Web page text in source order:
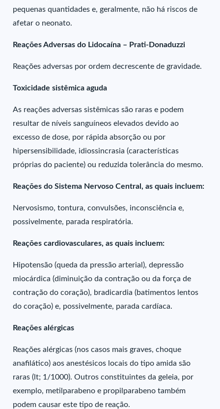
pequenas quantidades e, geralmente, não há riscos de
afetar o neonato.
Reações Adversas do Lidocaína – Prati-Donaduzzi
Reações adversas por ordem decrescente de gravidade.
Toxicidade sistêmica aguda
As reações adversas sistêmicas são raras e podem
resultar de níveis sanguíneos elevados devido ao
excesso de dose, por rápida absorção ou por
hipersensibilidade, idiossincrasia (características
próprias do paciente) ou reduzida tolerância do mesmo.
Reações do Sistema Nervoso Central, as quais incluem:
Nervosismo, tontura, convulsões, inconsciência e,
possivelmente, parada respiratória.
Reações cardiovasculares, as quais incluem:
Hipotensão (queda da pressão arterial), depressão
miocárdica (diminuição da contração ou da força de
contração do coração), bradicardia (batimentos lentos
do coração) e, possivelmente, parada cardíaca.
Reações alérgicas
Reações alérgicas (nos casos mais graves, choque
anafilático) aos anestésicos locais do tipo amida são
raras (lt; 1/1000). Outros constituintes da geleia, por
exemplo, metilparabeno e propilparabeno também
podem causar este tipo de reação.